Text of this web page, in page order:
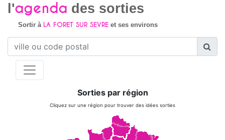
l'agenda des sorties
Sortir à LA FORET SUR SEVREet ses environs
Sorties par région
Cliquez sur une région pour trouver des idées sorties